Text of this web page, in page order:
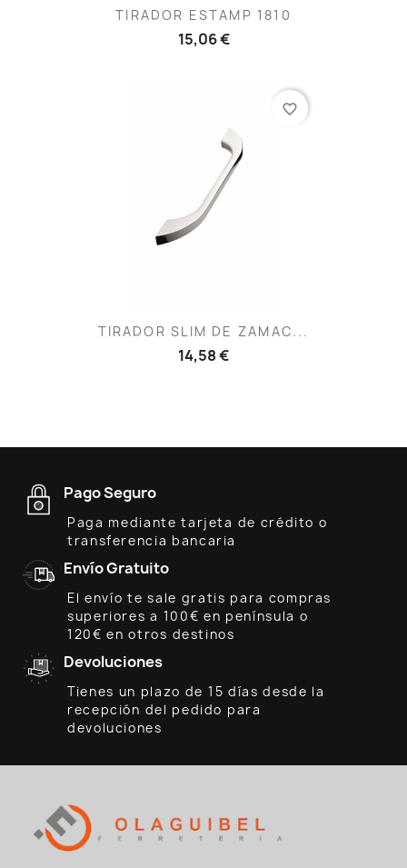
TIRADOR ESTAMP 1810
15,06 €
TIRADOR SLIM DE ZAMAC...
14,58 €
favorite_border
Pago Seguro
Paga mediante tarjeta de crédito o
transferencia bancaria
Envío Gratuito
El envío te sale gratis para compras
superiores a 100€ en península o
120€ en otros destinos
Devoluciones
Tienes un plazo de 15 días desde la
recepción del pedido para
devoluciones